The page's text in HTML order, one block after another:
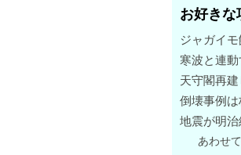
お好きな
ジャガイ
寒波と連
天守閣再
倒壊事例
地震が明
あわせ